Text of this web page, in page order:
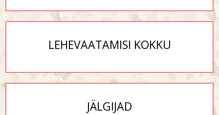
LEHEVAATAMISI KOKKU
JÄLGIJAD